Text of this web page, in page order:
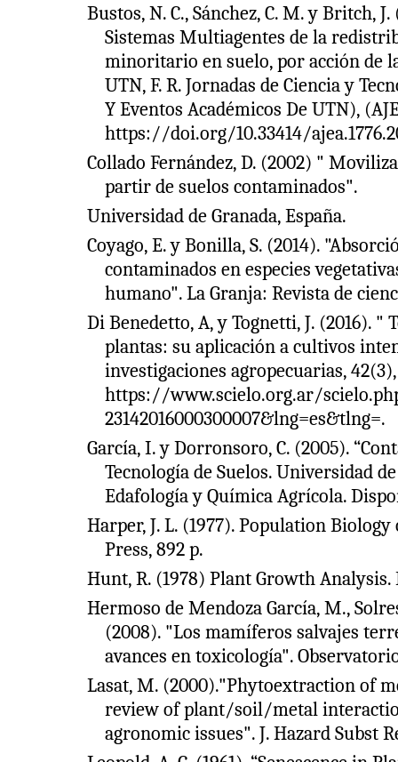
Bustos, N. C., Sánchez, C. M. y Britch,
Sistemas Multiagentes de la
minoritario en suelo, por acción de
UTN, F. R. Jornadas de Ciencia y
Y Eventos Académicos De UTN),
https://doi.org/10.33414/
Collado Fernández, D. (2002) "
partir de suelos contaminados".
Universidad de Granada, España.
Coyago, E. y Bonilla, S. (2014).
contaminados en especies
humano". La Granja: Revista de
Di Benedetto, A, y Tognetti, J. (2016).
plantas: su aplicación a cultivos
investigaciones agropecuarias, 42(3),
https://www.scielo.org.ar/
23142016000300007&lng=es&tlng=.
García, I. y Dorronsoro, C. (2005).
Tecnología de Suelos. Universidad
Edafología y Química Agrícola.
Harper, J. L. (1977). Population
Press, 892 p.
Hunt, R. (1978) Plant Growth
Hermoso de Mendoza García, M.,
(2008). "Los mamíferos salvajes
avances en toxicología".
Lasat, M. (2000)."Phytoextraction of
review of plant/soil/metal
agronomic issues". J. Hazard Subst